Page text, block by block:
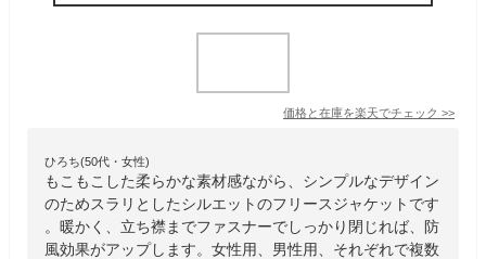
価格と在庫を楽天でチェック >>
ひろち(50代・女性)
もこもこした柔らかな素材感ながら、シンプルなデザイン
のためスラリとしたシルエットのフリースジャケットです
。暖かく、立ち襟までファスナーでしっかり閉じれば、防
風効果がアップします。女性用、男性用、それぞれで複数